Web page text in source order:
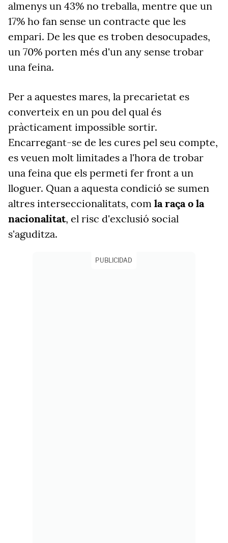
almenys un 43% no treballa, mentre que un
17% ho fan sense un contracte que les
empari. De les que es troben desocupades,
un 70% porten més d'un any sense trobar
una feina.
Per a aquestes mares, la precarietat es
converteix en un pou del qual és
pràcticament impossible sortir.
Encarregant-se de les cures pel seu compte,
es veuen molt limitades a l'hora de trobar
una feina que els permeti fer front a un
lloguer. Quan a aquesta condició se sumen
altres interseccionalitats, com la raça o la
nacionalitat, el risc d'exclusió social
s'aguditza.
PUBLICIDAD